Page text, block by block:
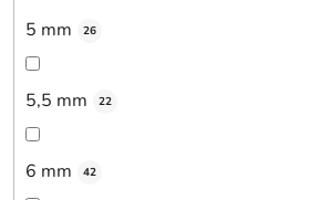
5 mm 26
5,5 mm 22
6 mm 42